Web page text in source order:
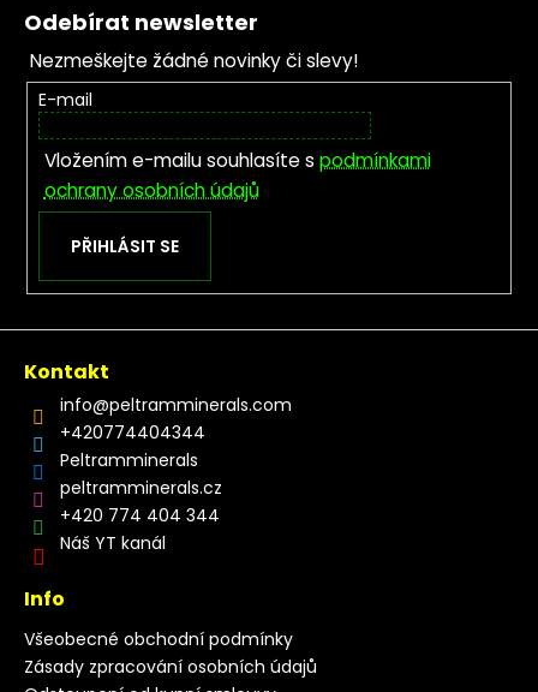
Odebírat newsletter
Nezmeškejte žádné novinky či slevy!
E-mail
Vložením e-mailu souhlasíte s podmínkami
ochrany osobních údajů
PŘIHLÁSIT SE
Kontakt
info@peltramminerals.com
+420774404344
Peltramminerals
peltramminerals.cz
+420 774 404 344
Náš YT kanál
Info
Všeobecné obchodní podmínky
Zásady zpracování osobních údajů